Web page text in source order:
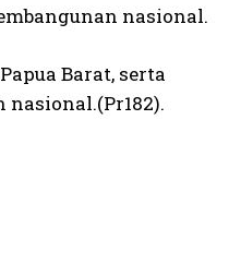
nasional.
Barat, serta